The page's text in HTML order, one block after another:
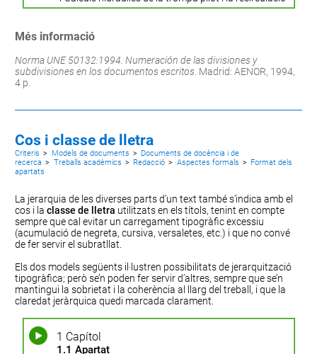
Més informació
Norma UNE 50132:1994. Numeración de las divisiones y
subdivisiones en los documentos escritos. Madrid: AENOR, 1994,
4 p.
Cos i classe de lletra
Criteris > Models de documents > Documents de docència i de
recerca > Treballs acadèmics > Redacció > Aspectes formals > Format dels
apartats
La jerarquia de les diverses parts d’un text també s’indica amb el
cos i laclasse de lletra utilitzats en els títols, tenint en compte
sempre que cal evitar un carregament tipogràfic excessiu
(acumulació de negreta, cursiva, versaletes, etc.) i que no convé
de fer servir el subratllat.
Els dos models següents il·lustren possibilitats de jerarquització
tipogràfica; però se’n poden fer servir d’altres, sempre que se’n
mantingui la sobrietat i la coherència al llarg del treball, i que la
claredat jeràrquica quedi marcada clarament.
1 Capítol
1.1 Apartat